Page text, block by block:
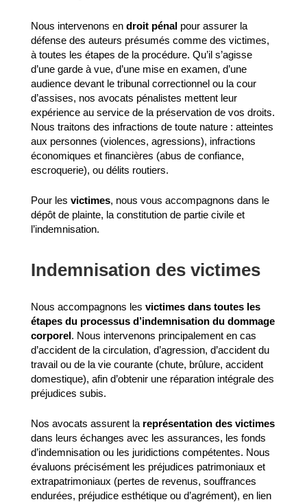
Nous intervenons en droit pénalpour assurer la
défense des auteurs présumés comme des victimes,
à toutes les étapes de la procédure. Qu’il s’agisse
d’une garde à vue, d’une mise en examen, d’une
audience devant le tribunal correctionnel ou la cour
d’assises, nos avocats pénalistes mettent leur
expérience au service de la préservation de vos droits.
Nous traitons des infractions de toute nature : atteintes
aux personnes (violences, agressions), infractions
économiques et financières (abus de confiance,
escroquerie), ou délits routiers.
Pour les victimes, nous vous accompagnons dans le
dépôt de plainte, la constitution de partie civile et
l’indemnisation.
Indemnisation des victimes
Nous accompagnons les victimes dans toutes les
étapes du processus d’indemnisation du dommage
corporel. Nous intervenons principalement en cas
d’accident de la circulation, d’agression, d’accident du
travail ou de la vie courante (chute, brûlure, accident
domestique), afin d’obtenir une réparation intégrale des
préjudices subis.
Nos avocats assurent la représentation des victimes
dans leurs échanges avec les assurances, les fonds
d’indemnisation ou les juridictions compétentes. Nous
évaluons précisément les préjudices patrimoniaux et
extrapatrimoniaux (pertes de revenus, souffrances
endurées, préjudice esthétique ou d’agrément), en lien